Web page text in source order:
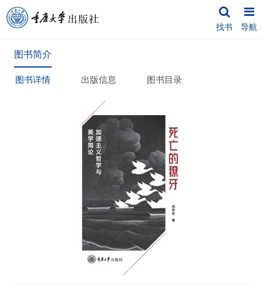
找书 导航
图书简介
图书详情 出版信息 图书目录